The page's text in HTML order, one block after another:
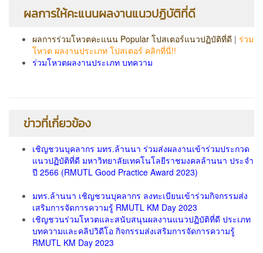
ผลการให้คะแนนผลงานแนวปฏิบัติที่ดี
ผลการร่วมโหวตคะแนน Popular โปสเตอร์แนวปฏิบัติที่ดี | ร่วม
โหวต ผลงานประเภท โปสเตอร์ คลิกที่นี่!!
ร่วมโหวตผลงานประเภท บทความ
ข่าวที่เกี่ยวข้อง
เชิญชวนบุคลากร มทร.ล้านนา ร่วมส่งผลงานเข้าร่วมประกวด
แนวปฏิบัติที่ดี มหาวิทยาลัยเทคโนโลยีราชมงคลล้านนา ประจำ
ปี 2566 (RMUTL Good Practice Award 2023)
มทร.ล้านนา เชิญชวนบุคลากร ลงทะเบียนเข้าร่วมกิจกรรมส่ง
เสริมการจัดการความรู้ RMUTL KM Day 2023
เชิญชวนร่วมโหวตและสนับสนุนผลงานแนวปฏิบัติที่ดี ประเภท
บทความและคลิปวิดีโอ กิจกรรมส่งเสริมการจัดการความรู้
RMUTL KM Day 2023